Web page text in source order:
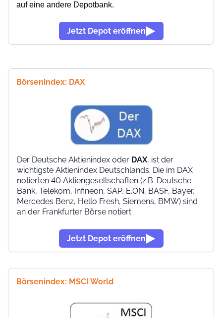
auf eine andere Depotbank.
Jetzt Depot eröffnen
Börsenindex: DAX
Der Deutsche Aktienindex oder DAX, ist der
wichtigste Aktienindex Deutschlands. Die im DAX
notierten 40 Aktiengesellschaften (z.B. Deutsche
Bank, Telekom, Infineon, SAP, E.ON, BASF, Bayer,
Mercedes Benz, Hello Fresh, Siemens, BMW) sind
an der Frankfurter Börse notiert.
Jetzt Depot eröffnen
Börsenindex: MSCI World